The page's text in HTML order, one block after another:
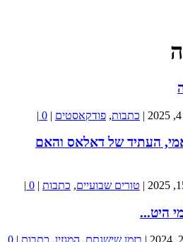
| כתבות, פודקאסטים |
0
|
העתיד של דאלאס והאם
| טורים שבועיים, כתבות |
0
|